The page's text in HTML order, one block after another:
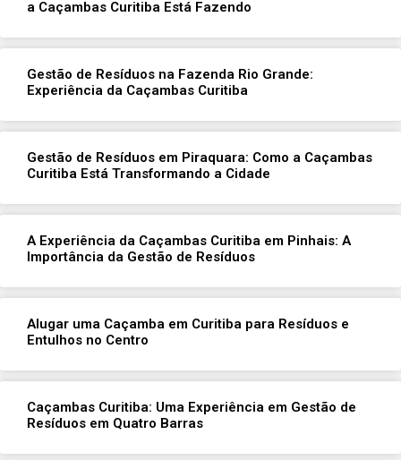
a Caçambas Curitiba Está Fazendo
Gestão de Resíduos na Fazenda Rio Grande:
Experiência da Caçambas Curitiba
Gestão de Resíduos em Piraquara: Como a Caçambas
Curitiba Está Transformando a Cidade
A Experiência da Caçambas Curitiba em Pinhais: A
Importância da Gestão de Resíduos
Alugar uma Caçamba em Curitiba para Resíduos e
Entulhos no Centro
Caçambas Curitiba: Uma Experiência em Gestão de
Resíduos em Quatro Barras